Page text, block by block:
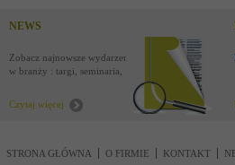
NEWS
Zobacz najnowsze wydarzenia
w branży : targi, seminaria,
Czytaj więcej
STRONA GŁÓWNA O FIRMIE KONTAKT